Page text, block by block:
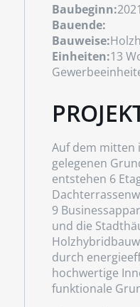
Baubeginn:2021
Bauende:
Bauweise:
Einheiten:13
Auf dem mitten
gelegenen
entstehen 6
9
und die
durch
hochwertige
funktionale